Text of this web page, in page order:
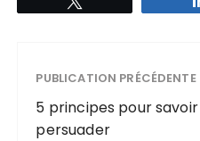
PUBLICATION PRÉCÉDENTE
5 principes pour
persuader